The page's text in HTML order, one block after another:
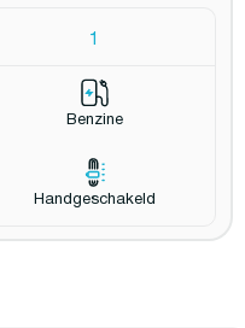
1
Benzine
Handgeschakeld